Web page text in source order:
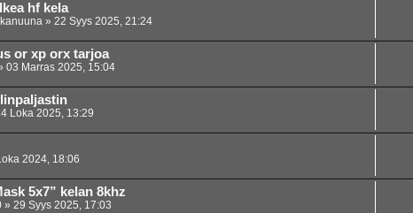
hf kela
» 22 Syys 2025, 21:24
or xp orx tarjoa
03 Marras 2025, 15:04
Loka 2025, 13:29
2024, 18:06
5x7” kelan 8khz
» 29 Syys 2025, 17:03